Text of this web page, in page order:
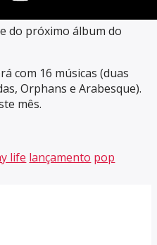
do próximo álbum do
com 16 músicas (duas
Orphans e Arabesque).
mês.
life lançamento pop